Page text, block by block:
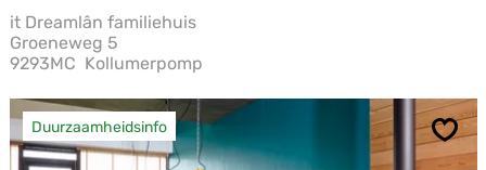
i
n
e
a
m
â
n
f
it Dreamlân familiehuis
Groeneweg 5
9293MC Kollumerpomp
Duurzaamheidsinfo